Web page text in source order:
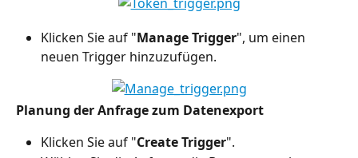
Klicken Sie auf "Manage Trigger", um einen
neuen Trigger hinzuzufügen.
Planung der Anfrage zum Datenexport
Klicken Sie auf "Create Trigger".